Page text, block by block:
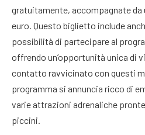
gratuitamente, accompagnate da
euro. Questo biglietto include
possibilità di partecipare al
offrendo un’opportunità unica di
contatto ravvicinato con questi
programma si annuncia ricco di
varie attrazioni adrenaliche
piccini.